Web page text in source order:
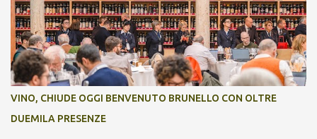
VINO, CHIUDE OGGI BENVENUTO BRUNELLO CON OLTRE
DUEMILA PRESENZE